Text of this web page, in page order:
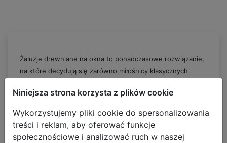
Niniejsza strona korzysta z plików cookie
Wykorzystujemy pliki cookie do spersonalizowania
treści i reklam, aby oferować funkcje
społecznościowe i analizować ruch w naszej
Żaluzje drewniane na okna to ponadczasowe rozwiązanie,
na które decydują się zarówno miłośnicy klasycznych
ofercie naszego sklepu internetowego dostępne są osłony
znajdziesz wśród nich idealne żaluzje do swojego
mieszkania!